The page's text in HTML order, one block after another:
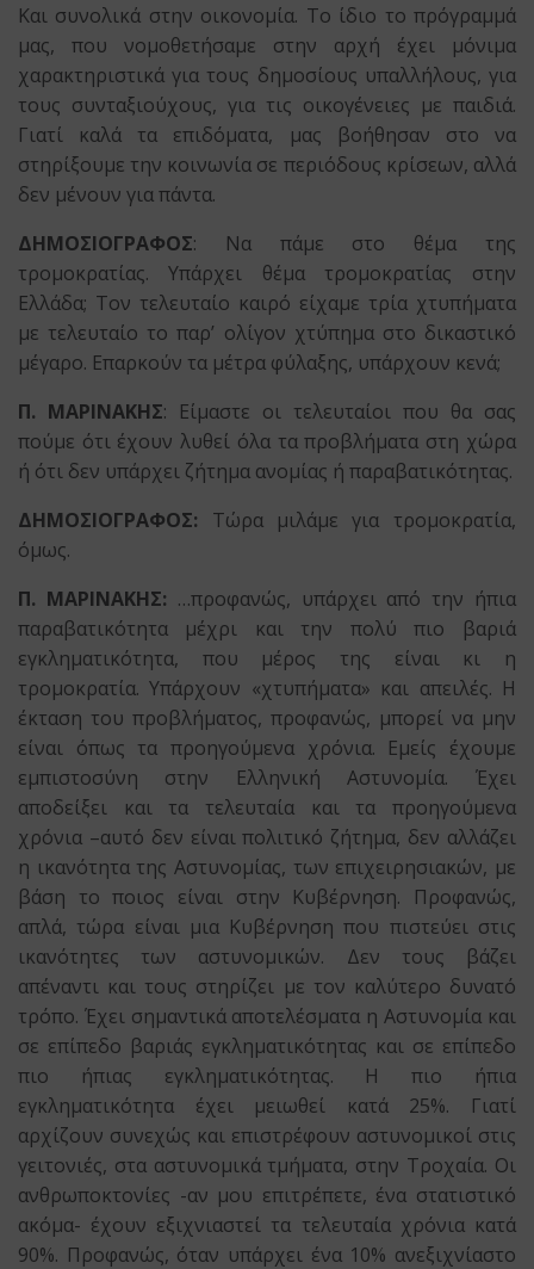
Και συνολικά στην οικονομία. Το ίδιο το πρόγραμμά
μας, που νομοθετήσαμε στην αρχή έχει μόνιμα
χαρακτηριστικά για τους δημοσίους υπαλλήλους, για
τους συνταξιούχους, για τις οικογένειες με παιδιά.
Γιατί καλά τα επιδόματα, μας βοήθησαν στο να
στηρίξουμε την κοινωνία σε περιόδους κρίσεων, αλλά
δεν μένουν για πάντα.
ΔΗΜΟΣΙΟΓΡΑΦΟΣ: Να πάμε στο θέμα της
τρομοκρατίας. Υπάρχει θέμα τρομοκρατίας στην
Ελλάδα; Τον τελευταίο καιρό είχαμε τρία χτυπήματα
με τελευταίο το παρ’ ολίγον χτύπημα στο δικαστικό
μέγαρο. Επαρκούν τα μέτρα φύλαξης, υπάρχουν κενά;
Π. ΜΑΡΙΝΑΚΗΣ: Είμαστε οι τελευταίοι που θα σας
πούμε ότι έχουν λυθεί όλα τα προβλήματα στη χώρα
ή ότι δεν υπάρχει ζήτημα ανομίας ή παραβατικότητας.
ΔΗΜΟΣΙΟΓΡΑΦΟΣ: Τώρα μιλάμε για τρομοκρατία,
όμως.
Π. ΜΑΡΙΝΑΚΗΣ: …προφανώς, υπάρχει από την ήπια
παραβατικότητα μέχρι και την πολύ πιο βαριά
εγκληματικότητα, που μέρος της είναι κι η
τρομοκρατία. Υπάρχουν «χτυπήματα» και απειλές. Η
έκταση του προβλήματος, προφανώς, μπορεί να μην
είναι όπως τα προηγούμενα χρόνια. Εμείς έχουμε
εμπιστοσύνη στην Ελληνική Αστυνομία. Έχει
αποδείξει και τα τελευταία και τα προηγούμενα
χρόνια –αυτό δεν είναι πολιτικό ζήτημα, δεν αλλάζει
η ικανότητα της Αστυνομίας, των επιχειρησιακών, με
βάση το ποιος είναι στην Κυβέρνηση. Προφανώς,
απλά, τώρα είναι μια Κυβέρνηση που πιστεύει στις
ικανότητες των αστυνομικών. Δεν τους βάζει
απέναντι και τους στηρίζει με τον καλύτερο δυνατό
τρόπο. Έχει σημαντικά αποτελέσματα η Αστυνομία και
σε επίπεδο βαριάς εγκληματικότητας και σε επίπεδο
πιο ήπιας εγκληματικότητας. Η πιο ήπια
εγκληματικότητα έχει μειωθεί κατά 25%. Γιατί
αρχίζουν συνεχώς και επιστρέφουν αστυνομικοί στις
γειτονιές, στα αστυνομικά τμήματα, στην Τροχαία. Οι
ανθρωποκτονίες -αν μου επιτρέπετε, ένα στατιστικό
ακόμα- έχουν εξιχνιαστεί τα τελευταία χρόνια κατά
90%. Προφανώς, όταν υπάρχει ένα 10% ανεξιχνίαστο